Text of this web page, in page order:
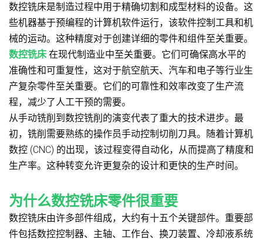
数控铣床是制造过程中用于精确切割和成型材料的设备。这
些机器基于预编程的计算机软件运行，该软件控制工具和机
械的运动。这种精度对于创建详细的零件和组件至关重要。
数控铣床 在现代制造业中至关重要。它们可确保高水平的
准确性和可重复性，这对于航空航天、汽车和电子等行业生
产复杂零件至关重要。它们的可靠性和效率改变了生产流
程，减少了人工干预的需要。
从手动铣削到数控铣削的演变代表了重大的技术进步。最
初，铣削需要熟练的操作员手动控制切削刀具。随着计算机
数控 (CNC) 的出现，该过程变得自动化，从而提高了精度和
生产率。这种转变允许更复杂的设计和更快的生产时间。
为什么数控铣床零件很重要
数控铣床由许多部件组成，大约有十五个关键部件。重要部
件包括数控控制器、主轴、工作台、换刀装置、冷却液系统